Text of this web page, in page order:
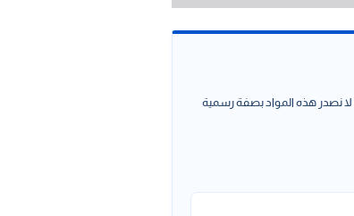
لا نصدر هذه المواد بصفة رسمية